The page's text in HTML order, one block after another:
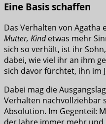
Eine Basis schaffen
Das Verhalten von Agatha
Mutter, Kindetwas mehr
sich so verhält, ist ihr
dabei, wie viel ihr an ihm
sich davor fürchtet, ihn im
Dabei mag die
Verhalten nachvollziehbar
Absolution. Im Gegenteil:
der Jahre immer mehr